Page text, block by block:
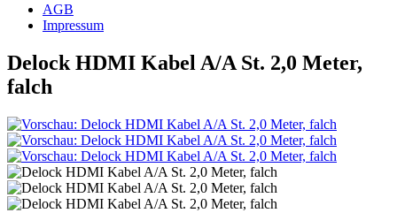
AGB
Impressum
Delock HDMI Kabel A/A St. 2,0 Meter,
falch